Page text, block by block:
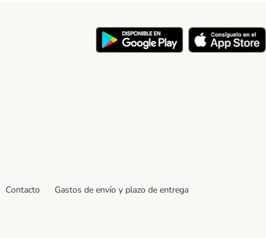
Contacto
Gastos de envío y plazo de entrega